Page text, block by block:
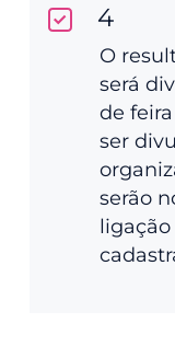
4
O
será
de
ser
serão